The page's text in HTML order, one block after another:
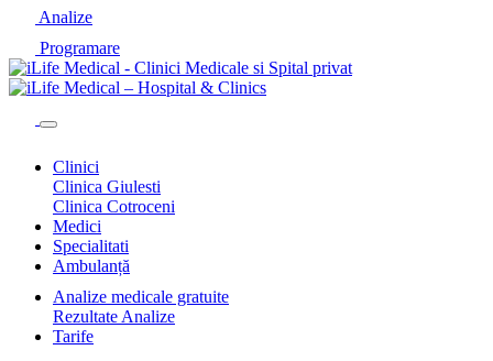
Analize
Programare
Clinici
Clinica Giulesti
Clinica Cotroceni
Medici
Specialitati
Ambulanță
Analize medicale gratuite
Rezultate Analize
Tarife